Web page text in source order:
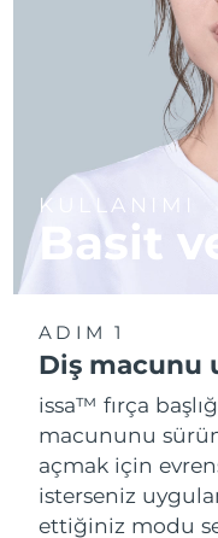
KULLANIMI
Basit
ADIM 1
Diş macunu
issa™ fırça
macununu
açmak için
isterseniz
ettiğiniz modu